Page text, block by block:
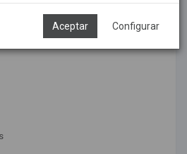
Aceptar Configurar